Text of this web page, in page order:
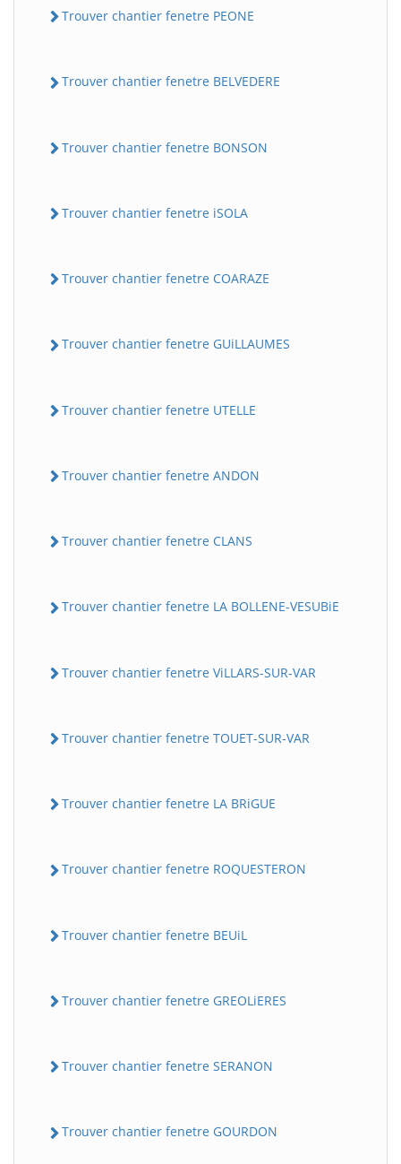
Trouver chantier fenetre PEONE
Trouver chantier fenetre BELVEDERE
Trouver chantier fenetre BONSON
Trouver chantier fenetre iSOLA
Trouver chantier fenetre COARAZE
Trouver chantier fenetre GUiLLAUMES
Trouver chantier fenetre UTELLE
Trouver chantier fenetre ANDON
Trouver chantier fenetre CLANS
Trouver chantier fenetre LA BOLLENE-VESUBiE
Trouver chantier fenetre ViLLARS-SUR-VAR
Trouver chantier fenetre TOUET-SUR-VAR
Trouver chantier fenetre LA BRiGUE
Trouver chantier fenetre ROQUESTERON
Trouver chantier fenetre BEUiL
Trouver chantier fenetre GREOLiERES
Trouver chantier fenetre SERANON
Trouver chantier fenetre GOURDON